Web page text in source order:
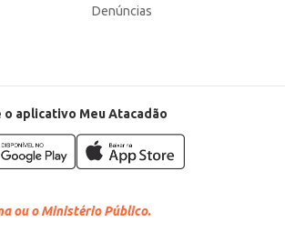
Denúncias
o aplicativo Meu Atacadão
ou o Ministério Público.